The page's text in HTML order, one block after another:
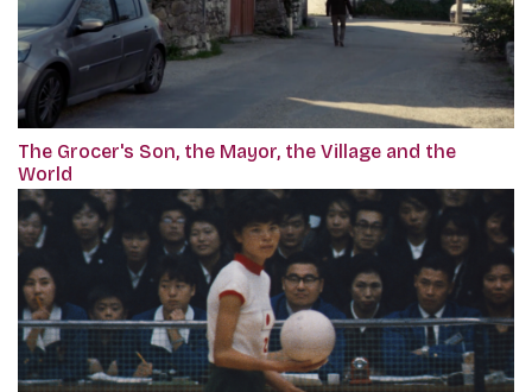
The Grocer's Son, the Mayor, the Village and the
World